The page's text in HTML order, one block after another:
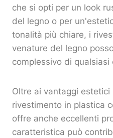
che si opti per un look
del legno o per
tonalità più chiare, i
venature del legno
complessivo di qualsiasi
Oltre ai vantaggi estetici
rivestimento in plastica
offre anche eccellenti
caratteristica può